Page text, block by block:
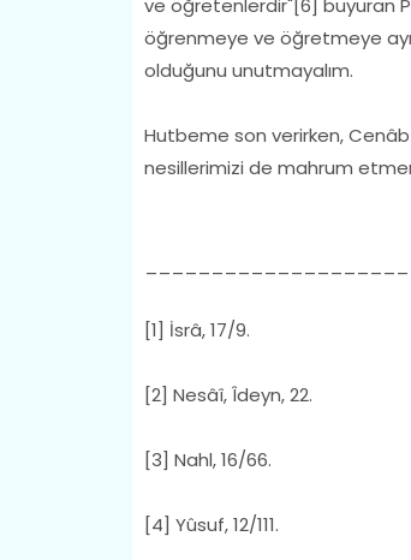
ve öğretenlerdir"[6] buyuran
öğrenmeye ve öğretmeye
olduğunu unutmayalım.
Hutbeme son verirken,
nesillerimizi de mahrum
[1] İsrâ, 17/9.
[2] Nesâî, Îdeyn, 22.
[3] Nahl, 16/66.
[4] Yûsuf, 12/111.